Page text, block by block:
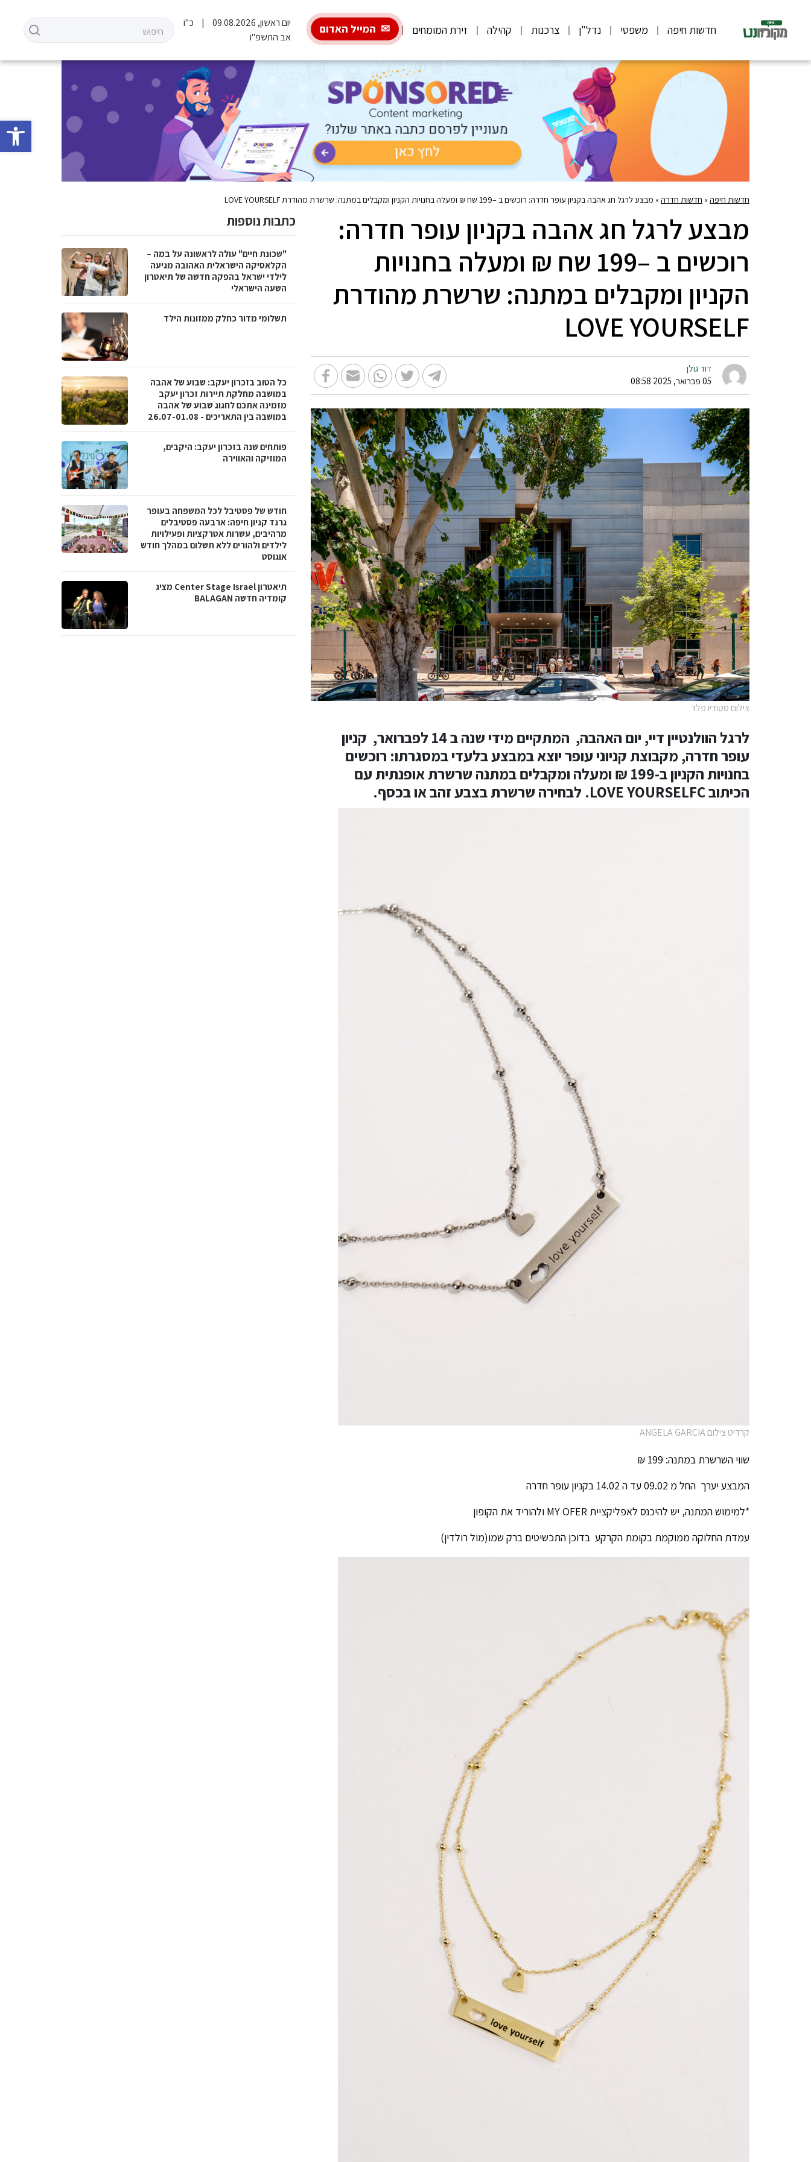
פתח
חדשות חיפה משפטי נדל"ן צרכנות קהילה זירת המומחים המייל האדום יום ראשון, 09.08.2026
כ"ו
אב התשפ"ו
חדשות חיפה» חדשות חדרה» מבצע לרגל חג אהבה בקניון עופר חדרה: רוכשים ב –199 שח ₪ ומעלה בחנויות הקניון ומקבלים במתנה: שרשרת מהודרת LOVE YOURSELF
מבצע לרגל חג אהבה בקניון עופר חדרה:
רוכשים ב –199 שח ₪ ומעלה בחנויות
הקניון ומקבלים במתנה: שרשרת מהודרת
LOVE YOURSELF
דוד גולן
05 פברואר, 2025 08:58
צילום סטודיו פלד
לרגל הוולנטיין דיי, יום האהבה, המתקיים מידי שנה ב 14 לפברואר, קניון
עופר חדרה, מקבוצת קניוני עופר יוצא במבצע בלעדי במסגרתו: רוכשים
בחנויות הקניון ב-199 ₪ ומעלה ומקבלים במתנה שרשרת אופנתית עם
הכיתובLOVE YOURSELFC. לבחירה שרשרת בצבע זהב או בכסף.
קרדיט צילום ANGELA GARCIA
שווי השרשרת במתנה: 199 ₪
המבצע יערך החל מ 09.02 עד ה 14.02 בקניון עופר חדרה
*למימוש המתנה, יש להיכנס לאפליקציית MY OFER ולהוריד את הקופון
עמדת החלוקה ממוקמת בקומת הקרקע בדוכן התכשיטים ברק שמו(מול רולדין)
כתבות נוספות
"שכונת חיים" עולה לראשונה על במה –
הקלאסיקה הישראלית האהובה מגיעה
לילדי ישראל בהפקה חדשה של תיאטרון
השעה הישראלי
תשלומי מדור כחלק ממזונות הילד
כל הטוב בזכרון יעקב: שבוע של אהבה
במושבה מחלקת תיירות זכרון יעקב
מזמינה אתכם לחגוג שבוע של אהבה
במושבה בין התאריכים - 26.07-01.08
פותחים שנה בזכרון יעקב: היקבים,
המוזיקה והאווירה
חודש של פסטיבל לכל המשפחה בעופר
גרנד קניון חיפה: ארבעה פסטיבלים
מרהיבים, עשרות אטרקציות ופעילויות
לילדים ולהורים ללא תשלום במהלך חודש
אוגוסט
תיאטרון Center Stage Israel מציג
קומדיה חדשה BALAGAN